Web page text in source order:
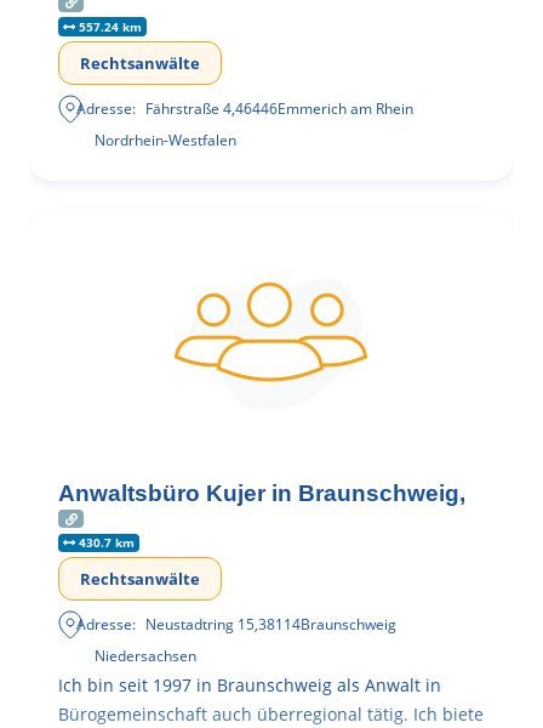
557.24 km
Rechtsanwälte
Adresse: Fährstraße 4,46446Emmerich am Rhein
Nordrhein-Westfalen
Anwaltsbüro Kujer in Braunschweig,
430.7 km
Rechtsanwälte
Adresse: Neustadtring 15,38114Braunschweig
Niedersachsen
Ich bin seit 1997 in Braunschweig als Anwalt in
Bürogemeinschaft auch überregional tätig. Ich biete